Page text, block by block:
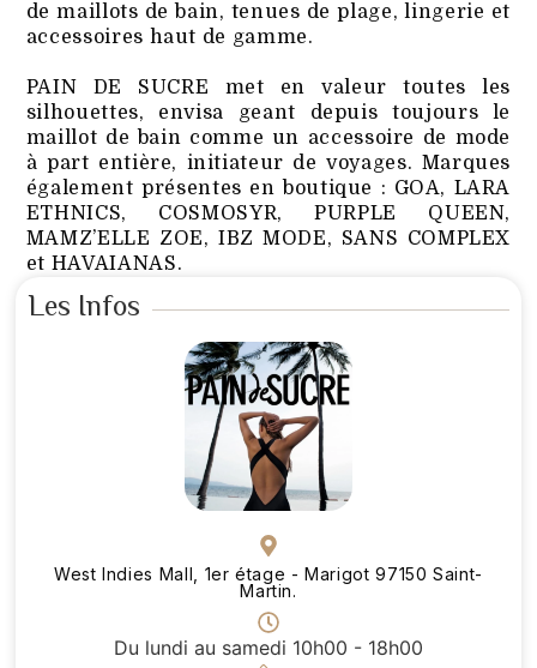
de maillots de bain, tenues de plage, lingerie et
accessoires haut de gamme.
PAIN DE SUCRE met en valeur toutes les
silhouettes, envisa geant depuis toujours le
maillot de bain comme un accessoire de mode
à part entière, initiateur de voyages. Marques
également présentes en boutique : GOA, LARA
ETHNICS, COSMOSYR, PURPLE QUEEN,
MAMZ’ELLE ZOE, IBZ MODE, SANS COMPLEX
et HAVAIANAS.
Les Infos
West Indies Mall, 1er étage - Marigot 97150 Saint-
Martin.
Du lundi au samedi 10h00 - 18h00